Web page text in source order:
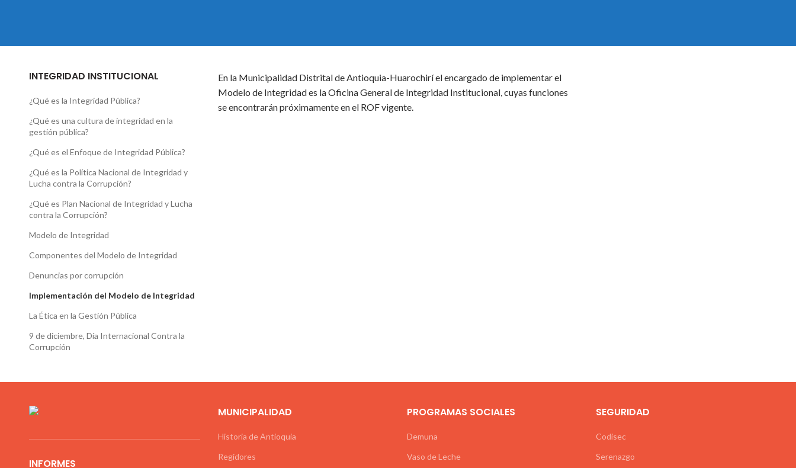
INTEGRIDAD INSTITUCIONAL
¿Qué es la Integridad Pública?
¿Qué es una cultura de integridad en la
gestión pública?
¿Qué es el Enfoque de Integridad Pública?
¿Qué es la Política Nacional de Integridad y
Lucha contra la Corrupción?
¿Qué es Plan Nacional de Integridad y Lucha
contra la Corrupción?
Modelo de Integridad
Componentes del Modelo de Integridad
Denuncias por corrupción
Implementación del Modelo de Integridad
La Ética en la Gestión Pública
9 de diciembre, Día Internacional Contra la
Corrupción
En la Municipalidad Distrital de Antioquia-Huarochirí el encargado de implementar el
Modelo de Integridad es la Oficina General de Integridad Institucional, cuyas funciones
se encontrarán próximamente en el ROF vigente.
INFORMES
MUNICIPALIDAD
Historia de Antioquia
Regidores
PROGRAMAS SOCIALES
Demuna
Vaso de Leche
SEGURIDAD
Codisec
Serenazgo